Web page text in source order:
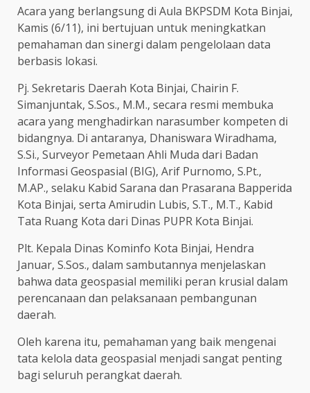
Acara yang berlangsung di Aula BKPSDM Kota Binjai,
Kamis (6/11), ini bertujuan untuk meningkatkan
pemahaman dan sinergi dalam pengelolaan data
berbasis lokasi.
Pj. Sekretaris Daerah Kota Binjai, Chairin F.
Simanjuntak, S.Sos., M.M., secara resmi membuka
acara yang menghadirkan narasumber kompeten di
bidangnya. Di antaranya, Dhaniswara Wiradhama,
S.Si., Surveyor Pemetaan Ahli Muda dari Badan
Informasi Geospasial (BIG), Arif Purnomo, S.Pt.,
M.AP., selaku Kabid Sarana dan Prasarana Bapperida
Kota Binjai, serta Amirudin Lubis, S.T., M.T., Kabid
Tata Ruang Kota dari Dinas PUPR Kota Binjai.
Plt. Kepala Dinas Kominfo Kota Binjai, Hendra
Januar, S.Sos., dalam sambutannya menjelaskan
bahwa data geospasial memiliki peran krusial dalam
perencanaan dan pelaksanaan pembangunan
daerah.
Oleh karena itu, pemahaman yang baik mengenai
tata kelola data geospasial menjadi sangat penting
bagi seluruh perangkat daerah.